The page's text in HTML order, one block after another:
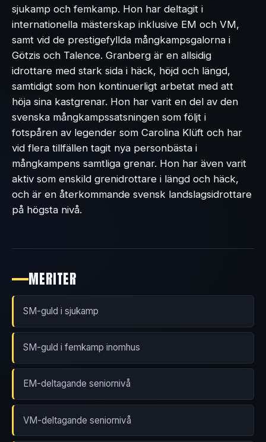
sjukamp och femkamp. Hon har deltagit i
internationella mästerskap inklusive EM och VM,
samt vid de prestigefyllda mångkampsgalorna i
Götzis och Talence. Granberg är en allsidig
idrottare med stark sida i häck, höjd och längd,
samtidigt som hon kontinuerligt arbetat med att
höja sina kastgrenar. Hon har varit en del av den
svenska mångkampssatsningen som följt i
fotspåren av legender som Carolina Klüft och har
vid flera tillfällen tagit nya personbästa i
mångkampens samtliga grenar. Hon har även varit
aktiv som enskild grenidrottare i längd och häck,
och är en återkommande svensk landslagsidrottare
på högsta nivå.
MERITER
SM-guld i sjukamp
SM-guld i femkamp inomhus
EM-deltagande seniornivå
VM-deltagande seniornivå